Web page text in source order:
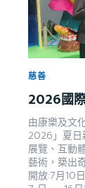
慈善
2026國
由康樂及文
2026」夏日
展覽、互動
藝術，築出
開放:7月10